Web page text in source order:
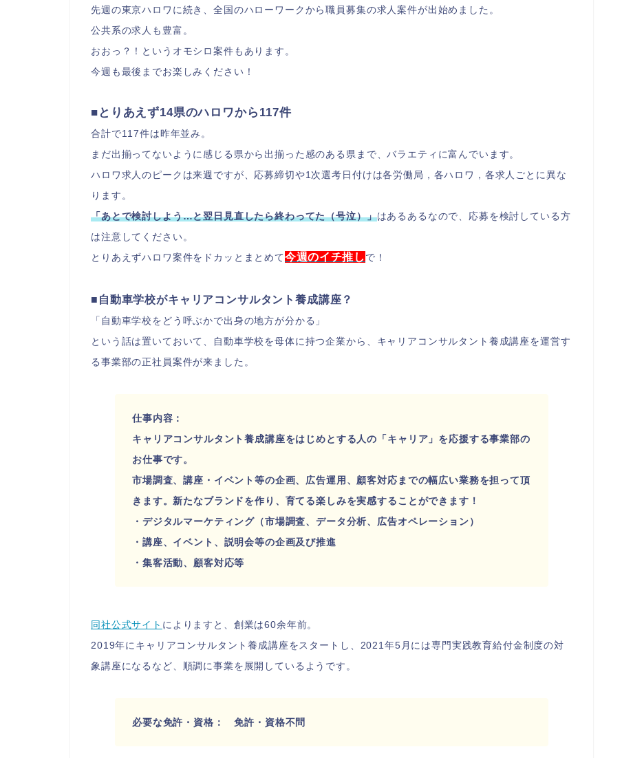
先週の東京ハロワに続き、全国のハローワークから職員募集の求人案件が出始めました。
公共系の求人も豊富。
おおっ？！というオモシロ案件もあります。
今週も最後までお楽しみください！
■とりあえず14県のハロワから117件
合計で117件は昨年並み。
まだ出揃ってないように感じる県から出揃った感のある県まで、バラエティに富んでいます。
ハロワ求人のピークは来週ですが、応募締切や1次選考日付けは各労働局，各ハロワ，各求人ごとに異な
ります。
「あとで検討しよう…と翌日見直したら終わってた（号泣）」はあるあるなので、応募を検討している方
は注意してください。
とりあえずハロワ案件をドカッとまとめて今週のイチ推し で！
■自動車学校がキャリアコンサルタント養成講座？
「自動車学校をどう呼ぶかで出身の地方が分かる」
という話は置いておいて、自動車学校を母体に持つ企業から、キャリアコンサルタント養成講座を運営す
る事業部の正社員案件が来ました。
仕事内容：
キャリアコンサルタント養成講座をはじめとする人の「キャリア」を応援する事業部の
お仕事です。
市場調査、講座・イベント等の企画、広告運用、顧客対応までの幅広い業務を担って頂
きます。新たなブランドを作り、育てる楽しみを実感することができます！
・デジタルマーケティング（市場調査、データ分析、広告オペレーション）
・講座、イベント、説明会等の企画及び推進
・集客活動、顧客対応等
同社公式サイト によりますと、創業は60余年前。
2019年にキャリアコンサルタント養成講座をスタートし、2021年5月には専門実践教育給付金制度の対
象講座になるなど、順調に事業を展開しているようです。
必要な免許・資格： 免許・資格不問